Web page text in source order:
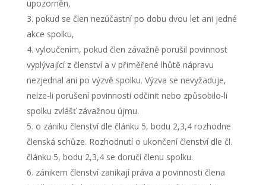
upozorněn,
pokud se člen nezúčastní po dobu dvou let ani jedné
akce spolku,
vyloučením, pokud člen závažně porušil povinnost
vyplývající z členství a v přiměřené lhůtě nápravu
nezjednal ani po výzvě spolku. Výzva se nevyžaduje,
nelze-li porušení povinnosti odčinit nebo způsobilo-li
spolku zvlášť závažnou újmu.
o zániku členství dle článku 5, bodu 2,3,4 rozhodne
členská schůze. Rozhodnutí o ukončení členství dle čl.
článku 5, bodu 2,3,4 se doručí členu spolku.
zánikem členství zanikají práva a povinnosti člena